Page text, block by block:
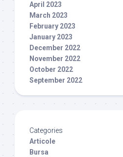
April 2023
March 2023
February 2023
January 2023
December 2022
November 2022
October 2022
September 2022
Categories
Articole
Bursa